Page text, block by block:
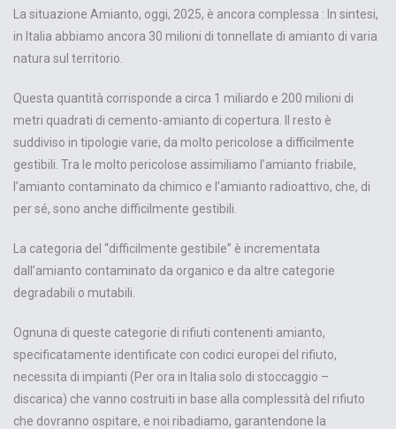
La situazione Amianto, oggi, 2025, è ancora complessa : In sintesi,
in Italia abbiamo ancora 30 milioni di tonnellate di amianto di varia
natura sul territorio.
Questa quantità corrisponde a circa 1 miliardo e 200 milioni di
metri quadrati di cemento-amianto di copertura. Il resto è
suddiviso in tipologie varie, da molto pericolose a difficilmente
gestibili. Tra le molto pericolose assimiliamo l’amianto friabile,
l’amianto contaminato da chimico e l’amianto radioattivo, che, di
per sé, sono anche difficilmente gestibili.
La categoria del “difficilmente gestibile” è incrementata
dall’amianto contaminato da organico e da altre categorie
degradabili o mutabili.
Ognuna di queste categorie di rifiuti contenenti amianto,
specificatamente identificate con codici europei del rifiuto,
necessita di impianti (Per ora in Italia solo di stoccaggio –
discarica) che vanno costruiti in base alla complessità del rifiuto
che dovranno ospitare, e noi ribadiamo, garantendone la